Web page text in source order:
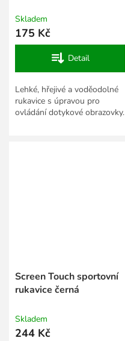
Skladem
175 Kč
Detail
Lehké, hřejivé a voděodolné
rukavice s úpravou pro
ovládání dotykové obrazovky.
Screen Touch sportovní
rukavice černá
Skladem
244 Kč